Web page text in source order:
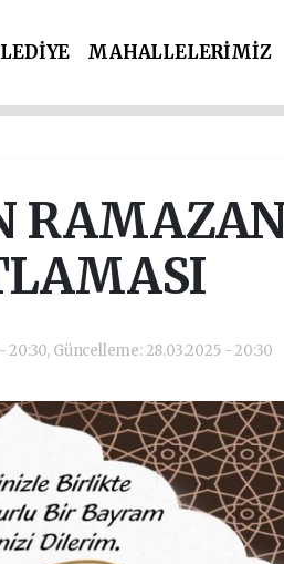
MAHALLELERİMİZ
20:30, Güncelleme: 28.03.2025 - 20:30